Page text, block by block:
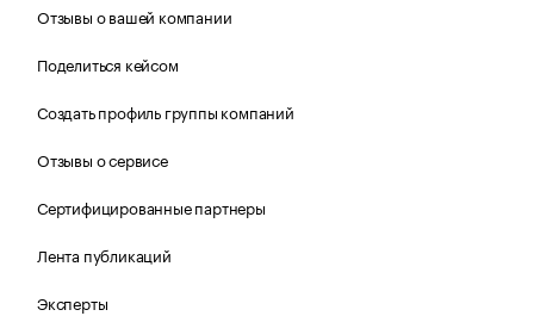
Отзывы о вашей компании
Поделиться кейсом
Создать профиль группы компаний
Отзывы о сервисе
Сертифицированные партнеры
Лента публикаций
Эксперты